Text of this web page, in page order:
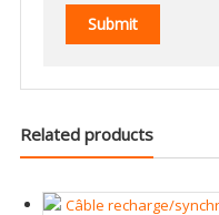
Related products